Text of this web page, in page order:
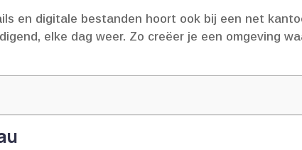
en digitale bestanden hoort ook bij een net
elke dag weer.​ Zo creëer je een omgeving